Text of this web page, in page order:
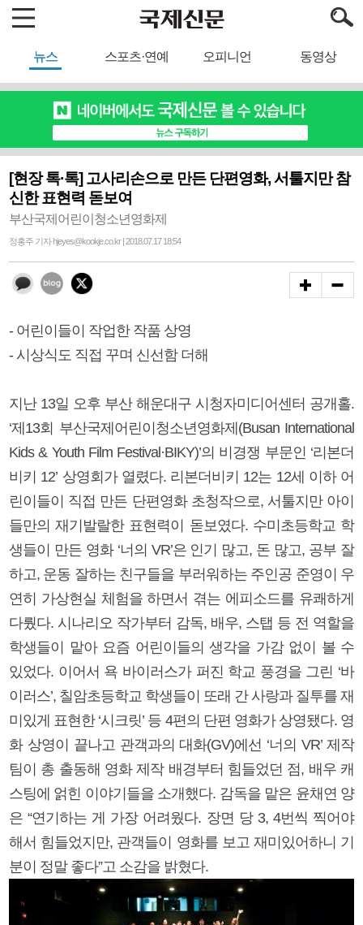
뉴스 스포츠·연예 오피니언 동영상
[현장 톡·톡] 고사리손으로 만든 단편영화, 서툴지만 참
신한 표현력 돋보여
부산국제어린이청소년영화제
정홍주 기자 hjeyes@kookje.co.kr | 2018.07.17 18:54
- 어린이들이 작업한 작품 상영
- 시상식도 직접 꾸며 신선함 더해
지난 13일 오후 부산 해운대구 시청자미디어센터 공개홀.
‘제13회 부산국제어린이청소년영화제(Busan International
Kids & Youth Film Festival·BIKY)’의 비경쟁 부문인 ‘리본더
비키 12’ 상영회가 열렸다. 리본더비키 12는 12세 이하 어
린이들이 직접 만든 단편영화 초청작으로, 서툴지만 아이
들만의 재기발랄한 표현력이 돋보였다. 수미초등학교 학
생들이 만든 영화 ‘너의 VR’은 인기 많고, 돈 많고, 공부 잘
하고, 운동 잘하는 친구들을 부러워하는 주인공 준영이 우
연히 가상현실 체험을 하면서 겪는 에피소드를 유쾌하게
다뤘다. 시나리오 작가부터 감독, 배우, 스탭 등 전 역할을
학생들이 맡아 요즘 어린이들의 생각을 가감 없이 볼 수
있었다. 이어서 욕 바이러스가 퍼진 학교 풍경을 그린 ‘바
이러스’, 칠암초등학교 학생들이 또래 간 사랑과 질투를 재
미있게 표현한 ‘시크릿’ 등 4편의 단편 영화가 상영됐다. 영
화 상영이 끝나고 관객과의 대화(GV)에선 ‘너의 VR’ 제작
팀이 총 출동해 영화 제작 배경부터 힘들었던 점, 배우 캐
스팅에 얽힌 이야기들을 소개했다. 감독을 맡은 윤채연 양
은 “연기하는 게 가장 어려웠다. 장면 당 3, 4번씩 찍어야
해서 힘들었지만, 관객들이 영화를 보고 재미있어하니 기
분이 정말 좋다”고 소감을 밝혔다.